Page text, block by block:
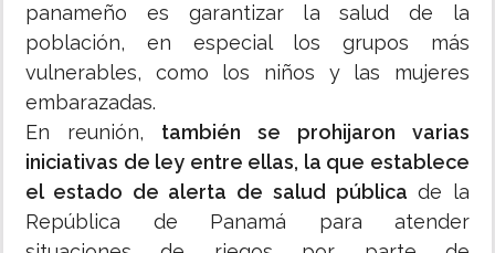
panameño es garantizar la salud de la
población, en especial los grupos más
vulnerables, como los niños y las mujeres
embarazadas.
En reunión, también se prohijaron varias
iniciativas de ley entre ellas, la que establece
el estado de alerta de salud pública de la
República de Panamá para atender